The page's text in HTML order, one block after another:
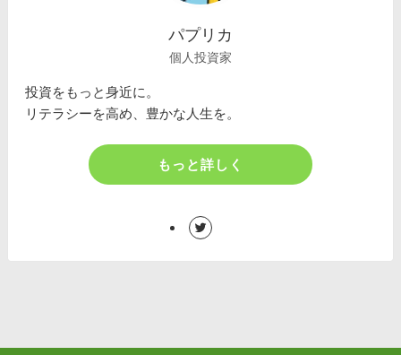
パプリカ
個人投資家
投資をもっと身近に。
リテラシーを高め、豊かな人生を。
もっと詳しく